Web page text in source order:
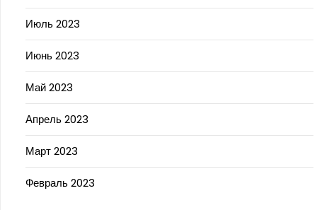
Июль 2023
Июнь 2023
Май 2023
Апрель 2023
Март 2023
Февраль 2023